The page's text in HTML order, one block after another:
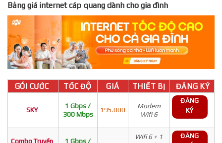
Bảng giá internet cáp quang dành cho gia đình
GÓI CƯỚC TỐC ĐỘ GIÁ THIẾT BỊ ĐĂNG KÝ
SKY
1 Gbps /
300 Mbps
195.000
Modem
Wifi 6
ĐĂNG
KÝ
Combo Truyền
1 Gbps /
Wifi 6 + 1
ĐĂNG